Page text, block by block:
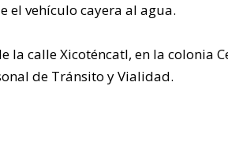
el vehículo cayera al agua.
calle Xicoténcatl, en la colonia
de Tránsito y Vialidad.